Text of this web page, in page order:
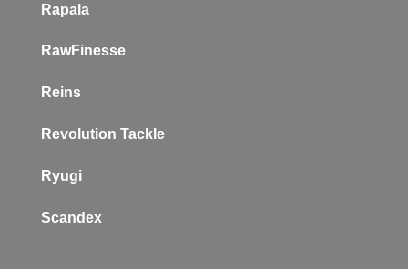
Rapala
RawFinesse
Reins
Revolution Tackle
Ryugi
Scandex